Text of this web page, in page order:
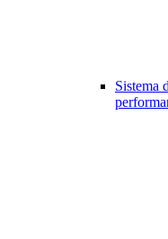
Sistema